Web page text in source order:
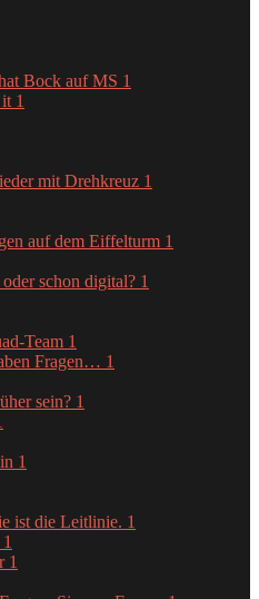
Bock auf MS 1
it 1
mit Drehkreuz 1
auf dem Eiffelturm 1
schon digital? 1
Team 1
Fragen… 1
sein? 1
1
ist die Leitlinie. 1
1
1